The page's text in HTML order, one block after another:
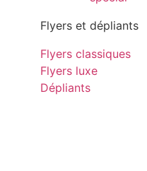
Flyers et dépliants
Flyers classiques
Flyers luxe
Dépliants